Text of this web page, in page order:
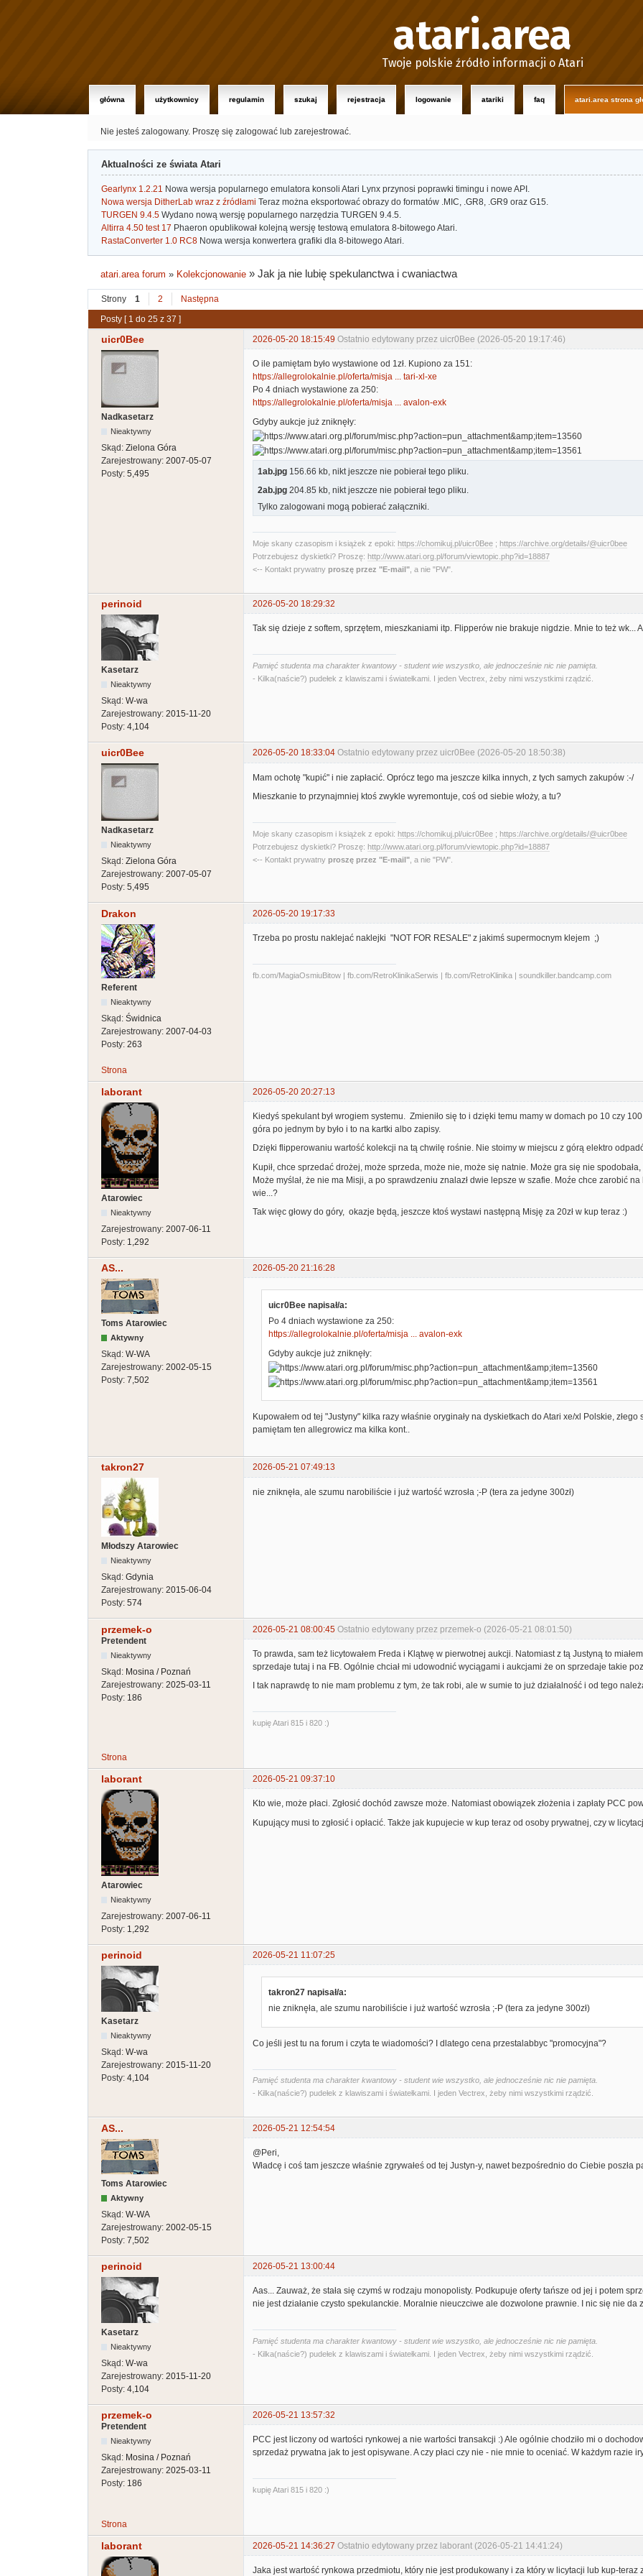
atari.area
Twoje polskie źródło informacji o Atari
główna użytkownicy regulamin szukaj rejestracja logowanie atariki faq atari.area strona
Nie jesteś zalogowany. Proszę się zalogować lub zarejestrować.
Aktualności ze świata Atari
Gearlynx 1.2.21 Nowa wersja popularnego emulatora konsoli Atari Lynx przynosi poprawki timingu i nowe API.
Nowa wersja DitherLab wraz z źródłami Teraz można eksportować obrazy do formatów .MIC, .GR8, .GR9 oraz G15.
TURGEN 9.4.5 Wydano nową wersję popularnego narzędzia TURGEN 9.4.5.
Altirra 4.50 test 17 Phaeron opublikował kolejną wersję testową emulatora 8-bitowego Atari.
RastaConverter 1.0 RC8 Nowa wersja konwertera grafiki dla 8-bitowego Atari.
atari.area forum » Kolekcjonowanie »Jak ja nie lubię spekulanctwa i cwaniactwa
Strony 1 2
Następna
Posty [ 1 do 25 z 37 ]
uicr0Bee 2026-05-20 18:15:49 Ostatnio edytowany przez uicr0Bee (2026-05-20 19:17:46)
Nadkasetarz
Nieaktywny
Skąd: Zielona Góra
Zarejestrowany: 2007-05-07
Posty: 5,495
O ile pamiętam było wystawione od 1zł. Kupiono za 151:
https://allegrolokalnie.pl/oferta/misja ... tari-xl-xe
Po 4 dniach wystawione za 250:
https://allegrolokalnie.pl/oferta/misja ... avalon-exk
Gdyby aukcje już zniknęły:
1ab.jpg 156.66 kb, nikt jeszcze nie pobierał tego pliku.
2ab.jpg 204.85 kb, nikt jeszcze nie pobierał tego pliku.
Tylko zalogowani mogą pobierać załączniki.
Moje skany czasopism i książek z epoki: https://chomikuj.pl/uicr0Bee ; https://archive.org/details/@uicr0bee
Potrzebujesz dyskietki? Proszę: http://www.atari.org.pl/forum/viewtopic.php?id=18887
<-- Kontakt prywatny proszę przez "E-mail" , a nie "PW".
perinoid 2026-05-20 18:29:32
Kasetarz
Nieaktywny
Skąd: W-wa
Zarejestrowany: 2015-11-20
Posty: 4,104
Tak się dzieje z softem, sprzętem, mieszkaniami itp. Flipperów nie brakuje nigdzie. Mnie to też wk...
Pamięć studenta ma charakter kwantowy - student wie wszystko, ale jednocześnie nic nie pamięta.
- Kilka(naście?) pudełek z klawiszami i światełkami. I jeden Vectrex, żeby nimi wszystkimi rządzić.
uicr0Bee 2026-05-20 18:33:04 Ostatnio edytowany przez uicr0Bee (2026-05-20 18:50:38)
Nadkasetarz
Nieaktywny
Skąd: Zielona Góra
Zarejestrowany: 2007-05-07
Posty: 5,495
Mam ochotę "kupić" i nie zapłacić. Oprócz tego ma jeszcze kilka innych, z tych samych zakupów :-/
Mieszkanie to przynajmniej ktoś zwykle wyremontuje, coś od siebie włoży, a tu?
Moje skany czasopism i książek z epoki: https://chomikuj.pl/uicr0Bee ; https://archive.org/details/@uicr0bee
Potrzebujesz dyskietki? Proszę: http://www.atari.org.pl/forum/viewtopic.php?id=18887
<-- Kontakt prywatny proszę przez "E-mail" , a nie "PW".
Drakon 2026-05-20 19:17:33
Referent
Nieaktywny
Skąd: Świdnica
Zarejestrowany: 2007-04-03
Posty: 263
Trzeba po prostu naklejać naklejki "NOT FOR RESALE" z jakimś supermocnym klejem ;)
fb.com/MagiaOsmiuBitow | fb.com/RetroKlinikaSerwis | fb.com/RetroKlinika | soundkiller.bandcamp.com
Strona
laborant 2026-05-20 20:27:13
Atarowiec
Nieaktywny
Zarejestrowany: 2007-06-11
Posty: 1,292
Kiedyś spekulant był wrogiem systemu. Zmieniło się to i dzięki temu mamy w domach po 10 czy
góra po jednym by było i to na kartki albo zapisy.
Dzięki flipperowaniu wartość kolekcji na tą chwilę rośnie. Nie stoimy w miejscu z górą elektro
Kupił, chce sprzedać drożej, może sprzeda, może nie, może się natnie. Może gra się nie
Może myślał, że nie ma Misji, a po sprawdzeniu znalazł dwie lepsze w szafie. Moźe chce zarobić
wie...?
Tak więc głowy do góry, okazje będą, jeszcze ktoś wystawi następną Misję za 20zł w kup teraz :)
AS... 2026-05-20 21:16:28
Toms Atarowiec
Aktywny
Skąd: W-WA
Zarejestrowany: 2002-05-15
Posty: 7,502
uicr0Bee napisał/a:
Po 4 dniach wystawione za 250:
https://allegrolokalnie.pl/oferta/misja ... avalon-exk
Gdyby aukcje już zniknęły:
Kupowałem od tej "Justyny" kilka razy właśnie oryginały na dyskietkach do Atari xe/xl Polskie,
pamiętam ten allegrowicz ma kilka kont..
takron27 2026-05-21 07:49:13
Młodszy Atarowiec
Nieaktywny
Skąd: Gdynia
Zarejestrowany: 2015-06-04
Posty: 574
nie zniknęła, ale szumu narobiliście i już wartość wzrosła ;-P (tera za jedyne 300zł)
przemek-o 2026-05-21 08:00:45 Ostatnio edytowany przez przemek-o (2026-05-21 08:01:50)
Pretendent
Nieaktywny
Skąd: Mosina / Poznań
Zarejestrowany: 2025-03-11
Posty: 186
To prawda, sam też licytowałem Freda i Klątwę w pierwotnej aukcji. Natomiast z tą Justyną to
sprzedaje tutaj i na FB. Ogólnie chciał mi udowodnić wyciągami i aukcjami że on sprzedaje takie
I tak naprawdę to nie mam problemu z tym, że tak robi, ale w sumie to już działalność i od tego
kupię Atari 815 i 820 :)
Strona
laborant 2026-05-21 09:37:10
Atarowiec
Nieaktywny
Zarejestrowany: 2007-06-11
Posty: 1,292
Kto wie, może płaci. Zgłosić dochód zawsze może. Natomiast obowiązek złożenia i zapłaty PCC
Kupujący musi to zgłosić i opłacić. Także jak kupujecie w kup teraz od osoby prywatnej, czy w
perinoid 2026-05-21 11:07:25
Kasetarz
Nieaktywny
Skąd: W-wa
Zarejestrowany: 2015-11-20
Posty: 4,104
takron27 napisał/a:
nie zniknęła, ale szumu narobiliście i już wartość wzrosła ;-P (tera za jedyne 300zł)
Co jeśli jest tu na forum i czyta te wiadomości? I dlatego cena przestalabbyc "promocyjna"?
Pamięć studenta ma charakter kwantowy - student wie wszystko, ale jednocześnie nic nie pamięta.
- Kilka(naście?) pudełek z klawiszami i światełkami. I jeden Vectrex, żeby nimi wszystkimi rządzić.
AS... 2026-05-21 12:54:54
Toms Atarowiec
Aktywny
Skąd: W-WA
Zarejestrowany: 2002-05-15
Posty: 7,502
@Peri,
Władcę i coś tam jeszcze właśnie zgrywałeś od tej Justyn-y, nawet bezpośrednio do Ciebie poszła
perinoid 2026-05-21 13:00:44
Kasetarz
Nieaktywny
Skąd: W-wa
Zarejestrowany: 2015-11-20
Posty: 4,104
Aas... Zauważ, że stała się czymś w rodzaju monopolisty. Podkupuje oferty tańsze od jej i potem
nie jest działanie czysto spekulanckie. Moralnie nieuczciwe ale dozwolone prawnie. I nic się nie da
Pamięć studenta ma charakter kwantowy - student wie wszystko, ale jednocześnie nic nie pamięta.
- Kilka(naście?) pudełek z klawiszami i światełkami. I jeden Vectrex, żeby nimi wszystkimi rządzić.
przemek-o
2026-05-21 13:57:32
Pretendent
Nieaktywny
Skąd: Mosina / Poznań
Zarejestrowany: 2025-03-11
Posty: 186
PCC jest liczony od wartości rynkowej a nie wartości transakcji :) Ale ogólnie chodziło mi o
sprzedaż prywatna jak to jest opisywane. A czy płaci czy nie - nie mnie to oceniać. W każdym razie
kupię Atari 815 i 820 :)
Strona
laborant 2026-05-21 14:36:27 Ostatnio edytowany przez laborant (2026-05-21 14:41:24)
Jaka jest wartość rynkowa przedmiotu, który nie jest produkowany i za który w licytacji lub kup-teraz